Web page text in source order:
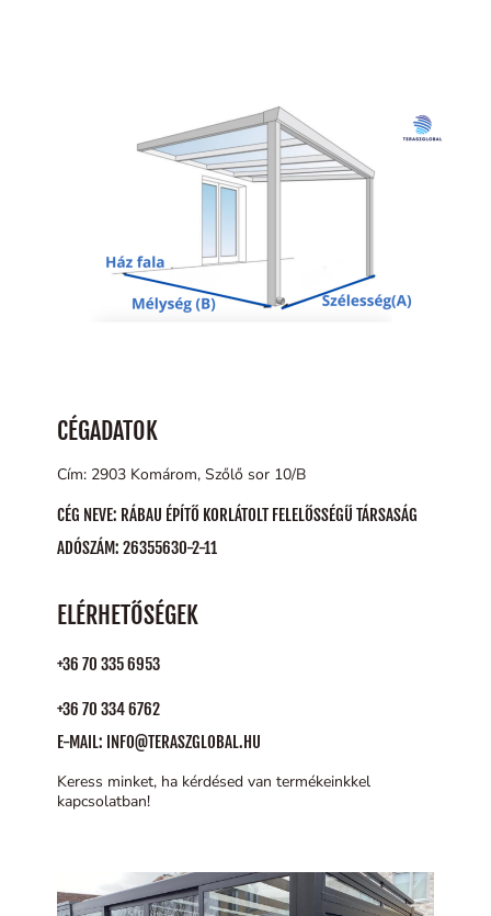
CÉGADATOK
Cím: 2903 Komárom, Szőlő sor 10/B
CÉG NEVE: RÁBAU ÉPÍTŐ KORLÁTOLT FELELŐSSÉGŰ TÁRSASÁG
ADÓSZÁM: 26355630-2-11
ELÉRHETŐSÉGEK
+36 70 335 6953
+36 70 334 6762
E-MAIL: INFO@TERASZGLOBAL.HU
Keress minket, ha kérdésed van termékeinkkel
kapcsolatban!